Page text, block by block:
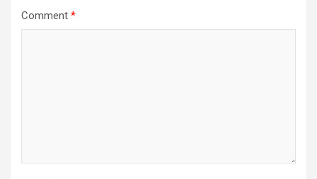
Comment *